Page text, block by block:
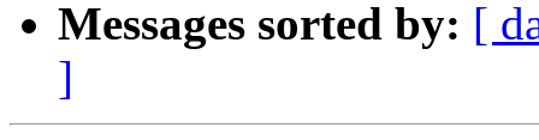
Messages sorted by: [
]